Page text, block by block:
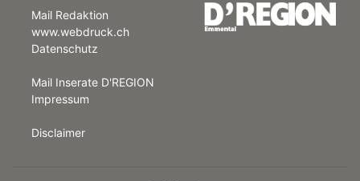
App
Mail Redaktion
www.webdruck.ch
Datenschutz
Mail Inserate D'REGION
Impressum
Disclaimer